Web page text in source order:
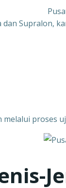
dan Supralon,
proses